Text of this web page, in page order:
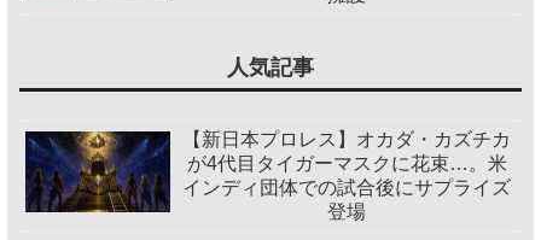
人気記事
【新日本プロレス】オカダ・カズチカ
が4代目タイガーマスクに花束…。米
インディ団体での試合後にサプライズ
登場